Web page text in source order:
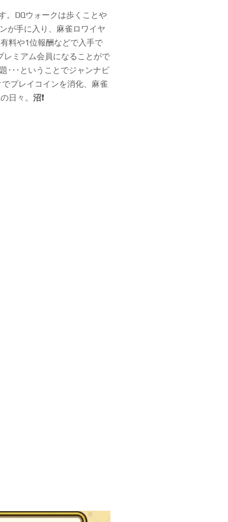
。DQウォークは歩くことや
が手に入り、麻雀ロワイヤ
料や1位報酬などで入手で
ミアム会員になることがで
･･･ということでジャンナビ
プレイコインを消化、麻雀
日々。 沼❗️